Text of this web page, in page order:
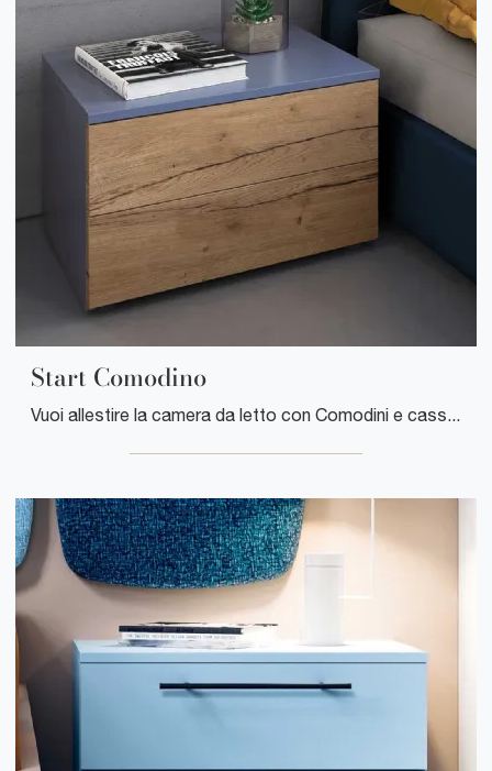
Start Comodino
Vuoi allestire la camera da letto con Comodini e cassettiere di Clever? Ti presentiamo il modello Start Comodino in melaminico per spazi moderni.